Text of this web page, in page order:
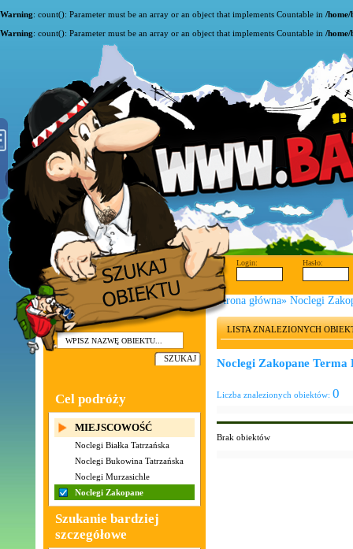
Warning: count(): Parameter must be an array or an object that implements Countable in /
Warning: count(): Parameter must be an array or an object that implements Countable in /
Login: Hasło:
Cel podróży
MIEJSCOWOŚĆ
Noclegi Białka Tatrzańska
Noclegi Bukowina Tatrzańska
Noclegi Murzasichle
Noclegi Zakopane
Szukanie bardziej
szczegółowe
Strona główna» Noclegi
LISTA ZNALEZIONYCH
Noclegi Zakopane Terma
Liczba znalezionych obiektów: 0
Brak obiektów